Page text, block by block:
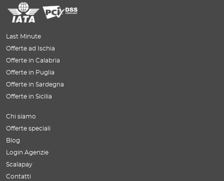
Last Minute
Offerte ad Ischia
Offerte in Calabria
Offerte in Puglia
Offerte in Sardegna
Offerte in Sicilia
Chi siamo
Offerte speciali
Blog
Login Agenzie
Scalapay
Contatti